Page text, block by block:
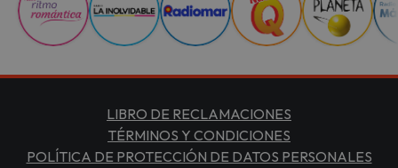
LIBRO DE RECLAMACIONES
TÉRMINOS Y CONDICIONES
POLÍTICA DE PROTECCIÓN DE DATOS PERSONALES